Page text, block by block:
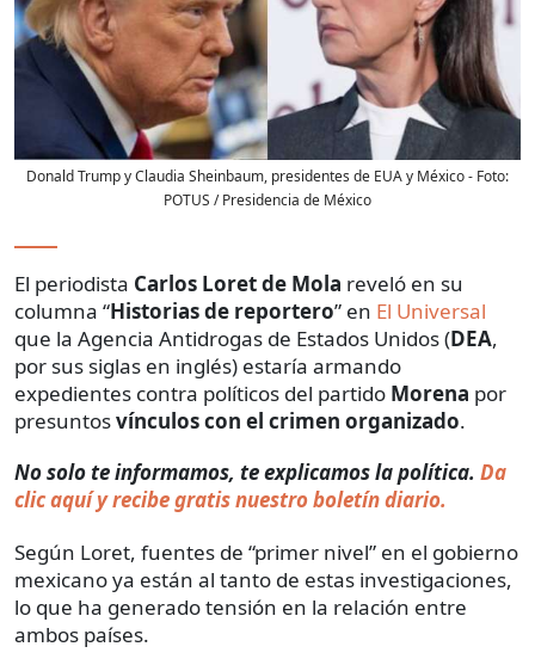
Donald Trump y Claudia Sheinbaum, presidentes de EUA y México- Foto:
POTUS / Presidencia de México
El periodista Carlos Loret de Mola reveló en su
columna “Historias de reportero” en El Universal
que la Agencia Antidrogas de Estados Unidos (DEA,
por sus siglas en inglés) estaría armando
expedientes contra políticos del partido Morena por
presuntosvínculos con el crimen organizado.
No solo te informamos, te explicamos la política. Da
clic aquí y recibe gratis nuestro boletín diario.
Según Loret, fuentes de “primer nivel” en el gobierno
mexicano ya están al tanto de estas investigaciones,
lo que ha generado tensión en la relación entre
ambos países.